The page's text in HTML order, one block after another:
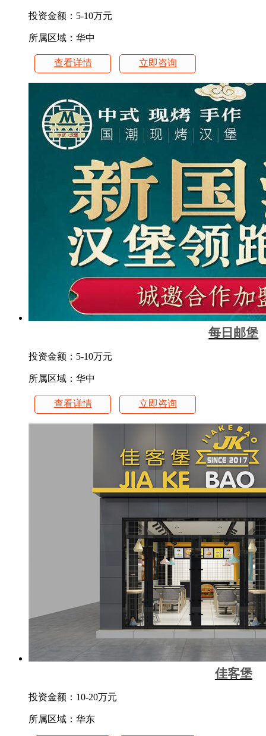
投资金额： 5-10万元
所属区域：华中
查看详情 立即咨询
每日邮堡
投资金额： 5-10万元
所属区域：华中
查看详情 立即咨询
佳客堡
投资金额： 10-20万元
所属区域：华东